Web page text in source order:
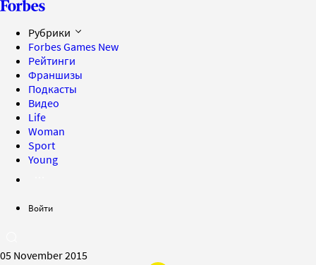
Рубрики
Forbes Games New
Рейтинги
Франшизы
Подкасты
Видео
Life
Woman
Sport
Young
Войти
05 November 2015